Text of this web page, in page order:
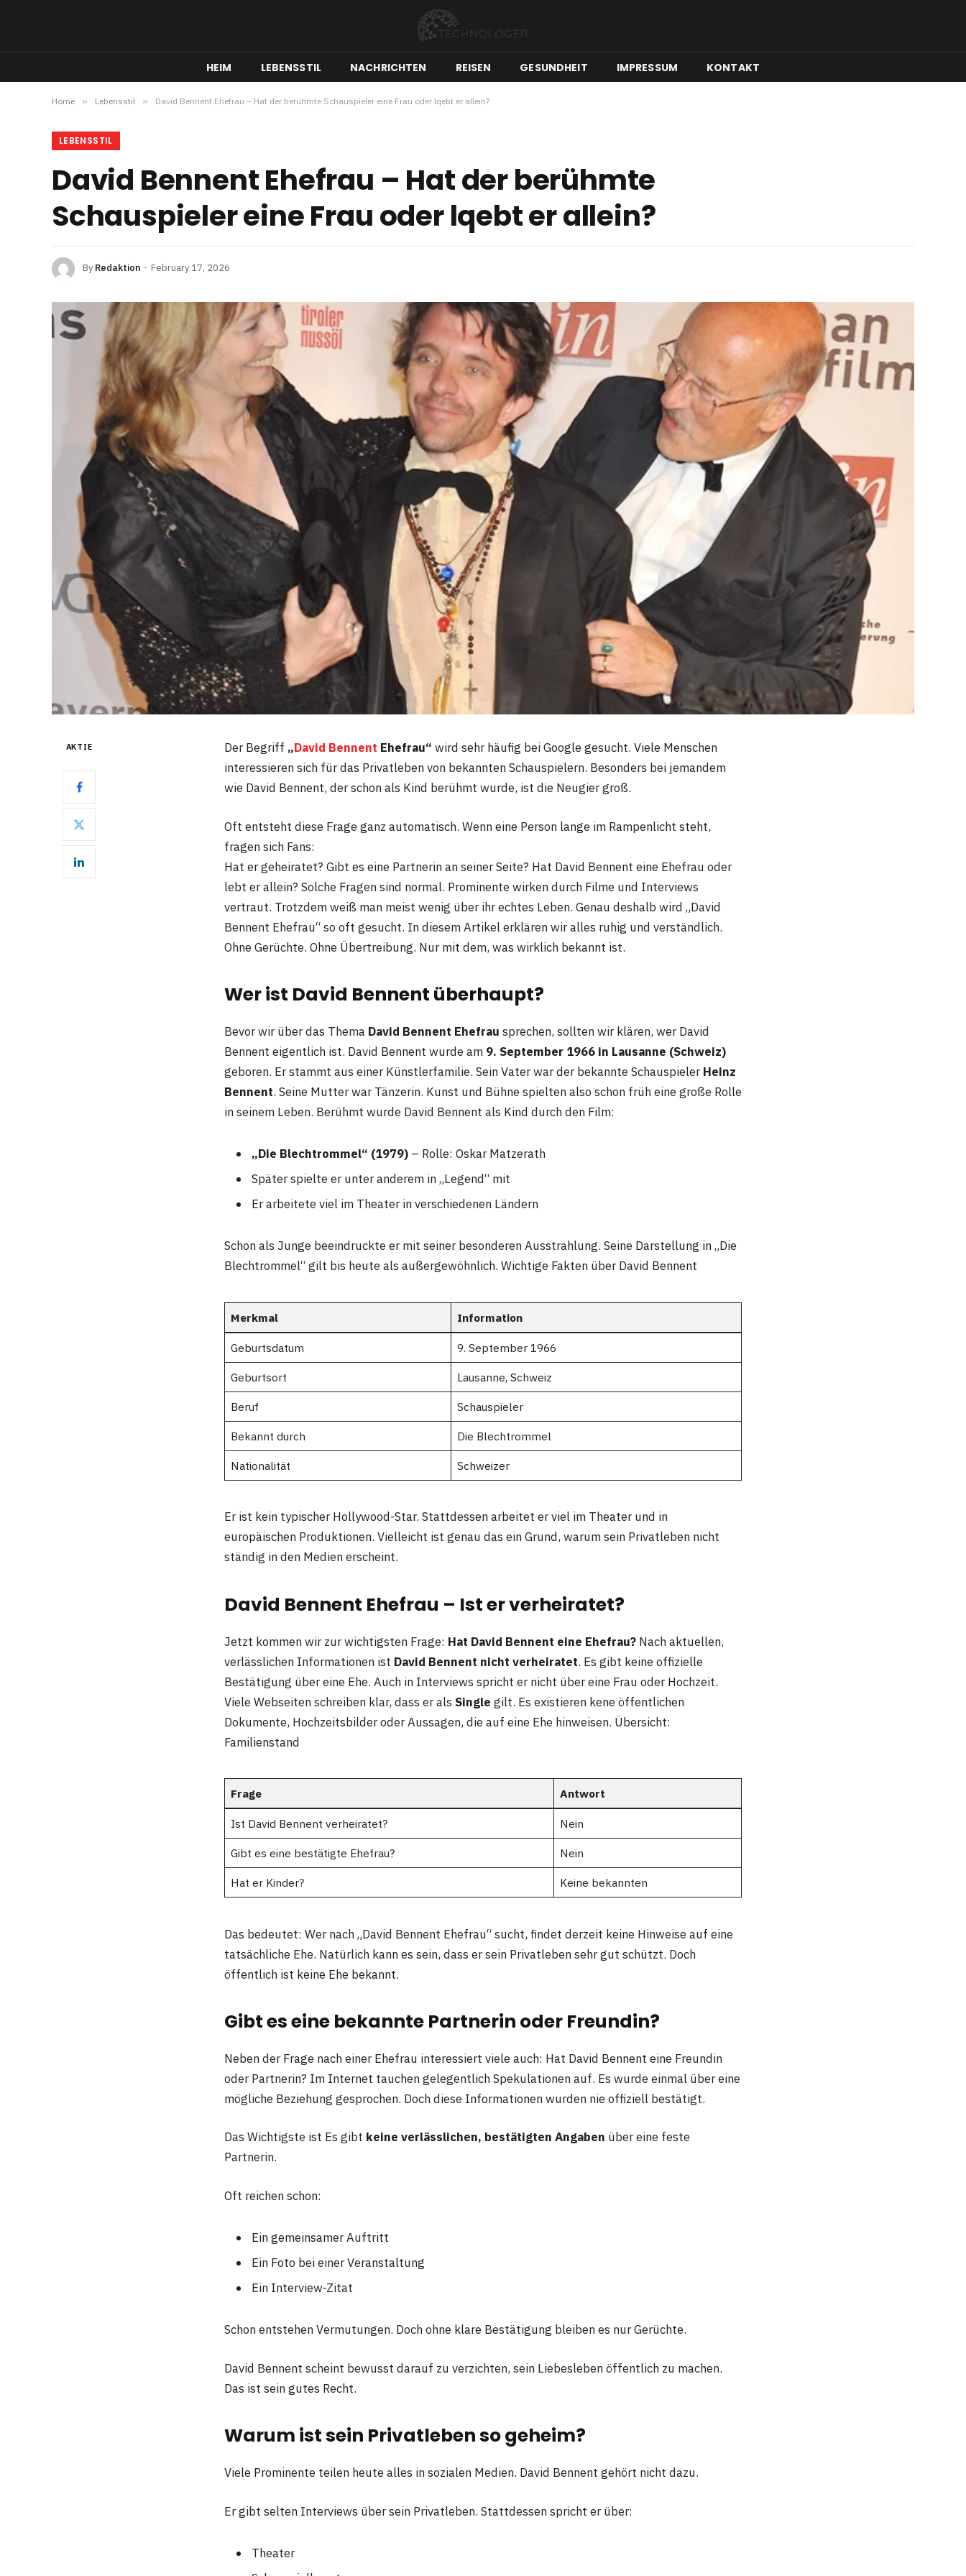
HEIM LEBENSSTIL NACHRICHTEN REISEN GESUNDHEIT IMPRESSUM KONTAKT
Home » Lebensstil » David Bennent Ehefrau – Hat der berühmte Schauspieler eine Frau oder lqebt er allein?
LEBENSSTIL
David Bennent Ehefrau – Hat der berühmte
Schauspieler eine Frau oder lqebt er allein?
By Redaktion February 17, 2026
AKTIE Der Begriff „David Bennent Ehefrau“ wird sehr häufig bei Google gesucht. Viele Menschen
interessieren sich für das Privatleben von bekannten Schauspielern. Besonders bei jemandem
wie David Bennent, der schon als Kind berühmt wurde, ist die Neugier groß.
Oft entsteht diese Frage ganz automatisch. Wenn eine Person lange im Rampenlicht steht,
fragen sich Fans:
Hat er geheiratet? Gibt es eine Partnerin an seiner Seite? Hat David Bennent eine Ehefrau oder
lebt er allein? Solche Fragen sind normal. Prominente wirken durch Filme und Interviews
vertraut. Trotzdem weiß man meist wenig über ihr echtes Leben. Genau deshalb wird „David
Bennent Ehefrau“ so oft gesucht. In diesem Artikel erklären wir alles ruhig und verständlich.
Ohne Gerüchte. Ohne Übertreibung. Nur mit dem, was wirklich bekannt ist.
Wer ist David Bennent überhaupt?
Bevor wir über das Thema David Bennent Ehefrau sprechen, sollten wir klären, wer David
Bennent eigentlich ist. David Bennent wurde am 9. September 1966 in Lausanne (Schweiz)
geboren. Er stammt aus einer Künstlerfamilie. Sein Vater war der bekannte SchauspielerHeinz
Bennent. Seine Mutter war Tänzerin. Kunst und Bühne spielten also schon früh eine große Rolle
in seinem Leben. Berühmt wurde David Bennent als Kind durch den Film:
„Die Blechtrommel“ (1979) – Rolle: Oskar Matzerath
Später spielte er unter anderem in „Legend“ mit
Er arbeitete viel im Theater in verschiedenen Ländern
Schon als Junge beeindruckte er mit seiner besonderen Ausstrahlung. Seine Darstellung in „Die
Blechtrommel“ gilt bis heute als außergewöhnlich. Wichtige Fakten über David Bennent
Merkmal Information
Geburtsdatum 9. September 1966
Geburtsort Lausanne, Schweiz
Beruf Schauspieler
Bekannt durch Die Blechtrommel
Nationalität Schweizer
Er ist kein typischer Hollywood-Star. Stattdessen arbeitet er viel im Theater und in
europäischen Produktionen. Vielleicht ist genau das ein Grund, warum sein Privatleben nicht
ständig in den Medien erscheint.
David Bennent Ehefrau – Ist er verheiratet?
Jetzt kommen wir zur wichtigsten Frage: Hat David Bennent eine Ehefrau? Nach aktuellen,
verlässlichen Informationen ist David Bennent nicht verheiratet. Es gibt keine offizielle
Bestätigung über eine Ehe. Auch in Interviews spricht er nicht über eine Frau oder Hochzeit.
Viele Webseiten schreiben klar, dass er als Single gilt. Es existieren kene öffentlichen
Dokumente, Hochzeitsbilder oder Aussagen, die auf eine Ehe hinweisen. Übersicht:
Familienstand
Frage Antwort
Ist David Bennent verheiratet? Nein
Gibt es eine bestätigte Ehefrau? Nein
Hat er Kinder? Keine bekannten
Das bedeutet: Wer nach „David Bennent Ehefrau“ sucht, findet derzeit keine Hinweise auf eine
tatsächliche Ehe. Natürlich kann es sein, dass er sein Privatleben sehr gut schützt. Doch
öffentlich ist keine Ehe bekannt.
Gibt es eine bekannte Partnerin oder Freundin?
Neben der Frage nach einer Ehefrau interessiert viele auch: Hat David Bennent eine Freundin
oder Partnerin? Im Internet tauchen gelegentlich Spekulationen auf. Es wurde einmal über eine
mögliche Beziehung gesprochen. Doch diese Informationen wurden nie offiziell bestätigt.
Das Wichtigste ist Es gibt keine verlässlichen, bestätigten Angaben über eine feste
Partnerin.
Oft reichen schon:
Ein gemeinsamer Auftritt
Ein Foto bei einer Veranstaltung
Ein Interview-Zitat
Schon entstehen Vermutungen. Doch ohne klare Bestätigung bleiben es nur Gerüchte.
David Bennent scheint bewusst darauf zu verzichten, sein Liebesleben öffentlich zu machen.
Das ist sein gutes Recht.
Warum ist sein Privatleben so geheim?
Viele Prominente teilen heute alles in sozialen Medien. David Bennent gehört nicht dazu.
Er gibt selten Interviews über sein Privatleben. Stattdessen spricht er über:
Theater